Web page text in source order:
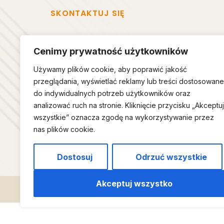
Cenimy prywatność użytkowników
Używamy plików cookie, aby poprawić jakość
przeglądania, wyświetlać reklamy lub treści dostosowane
do indywidualnych potrzeb użytkowników oraz
analizować ruch na stronie. Kliknięcie przycisku „Akceptuj
wszystkie” oznacza zgodę na wykorzystywanie przez
nas plików cookie.
Dostosuj Odrzuć wszystkie
Akceptuj wszystko
Szymon Cholewka
ul. Starodworska 19,
34-322 Gilowice
NIP: 5532456602
Strona
O mnie
SKONTAKTUJ SIĘ
Copyright © by Szymon Cholewka 2026